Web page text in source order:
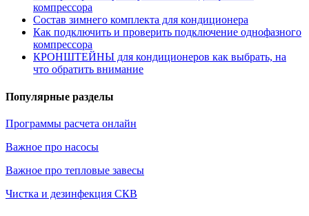
компрессора
Состав зимнего комплекта для кондиционера
Как подключить и проверить подключение однофазного
компрессора
КРОНШТЕЙНЫ для кондиционеров как выбрать, на
что обратить внимание
Популярные разделы
Программы расчета онлайн
Важное про насосы
Важное про тепловые завесы
Чистка и дезинфекция СКВ